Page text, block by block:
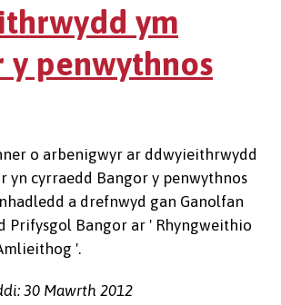
ym
y penwythnos
o arbenigwyr ar ddwyieithrwydd
yn cyrraedd Bangor y penwythnos
a drefnwyd gan Ganolfan
Prifysgol Bangor ar ' Rhyngweithio
'.
30 Mawrth 2012